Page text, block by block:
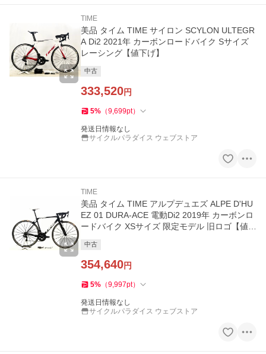
TIME
美品 タイム TIME サイロン SCYLON ULTEGR
A Di2 2021年 カーボンロードバイク Sサイズ
レーシング【値下げ】
中古
333,520円
5% （9,699pt）
発送日情報なし
サイクルパラダイス ウェブストア
TIME
美品 タイム TIME アルプデュエズ ALPE D'HU
EZ 01 DURA-ACE 電動Di2 2019年 カーボンロ
ードバイク XSサイズ 限定モデル 旧ロゴ【値下
中古
354,640円
5% （9,997pt）
発送日情報なし
サイクルパラダイス ウェブストア